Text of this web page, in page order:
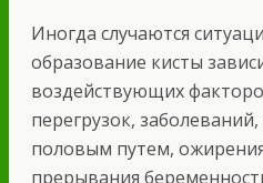
Иногда случаются
образование кисты
воздействующих
перегрузок,
половым путем,
прерывания